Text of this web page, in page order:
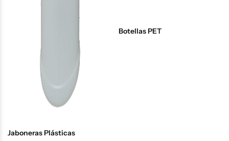
Jaboneras Plásticas
Botellas PET